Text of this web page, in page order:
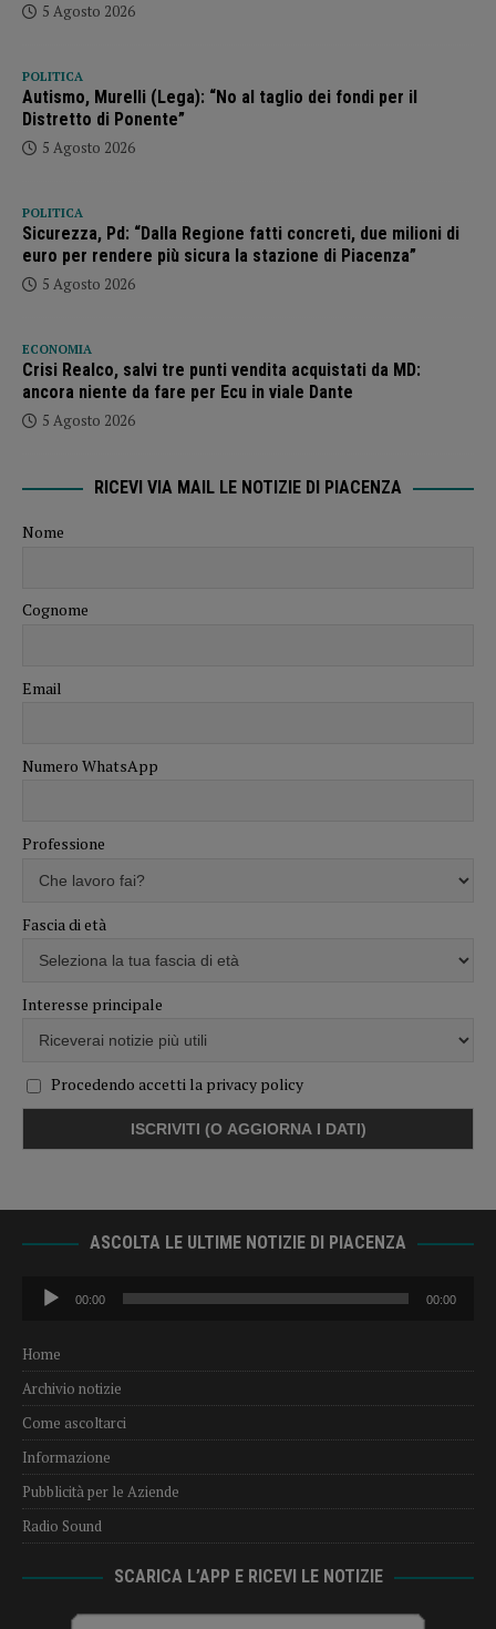
5 Agosto 2026
POLITICA
Autismo, Murelli (Lega): “No al taglio dei fondi per il
Distretto di Ponente”
5 Agosto 2026
POLITICA
Sicurezza, Pd: “Dalla Regione fatti concreti, due milioni di
euro per rendere più sicura la stazione di Piacenza”
5 Agosto 2026
ECONOMIA
Crisi Realco, salvi tre punti vendita acquistati da MD:
ancora niente da fare per Ecu in viale Dante
5 Agosto 2026
RICEVI VIA MAIL LE NOTIZIE DI PIACENZA
Nome
Cognome
Email
Numero WhatsApp
Professione
Fascia di età
Interesse principale
Procedendo accetti la privacy policy
ASCOLTA LE ULTIME NOTIZIE DI PIACENZA
Audio
Player
00:00 00:00
Home
Archivio notizie
Come ascoltarci
Informazione
Pubblicità per le Aziende
Radio Sound
SCARICA L’APP E RICEVI LE NOTIZIE